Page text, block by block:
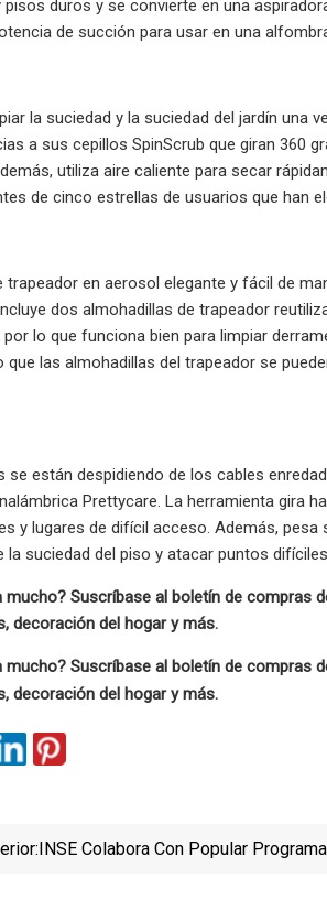
duros y se convierte en una
de succión para usar en una
la suciedad y la suciedad del jardín una
a sus cepillos SpinScrub que giran 360
utiliza aire caliente para secar
de cinco estrellas de usuarios que han
trapeador en aerosol elegante y fácil de
dos almohadillas de trapeador
lo que funciona bien para limpiar
que las almohadillas del trapeador se
se están despidiendo de los cables
Prettycare. La herramienta gira
y lugares de difícil acceso. Además,
la suciedad del piso y atacar puntos
mucho? Suscríbase al boletín de compras
decoración del hogar y más.
mucho? Suscríbase al boletín de compras
decoración del hogar y más.
INSE Colabora Con Popular